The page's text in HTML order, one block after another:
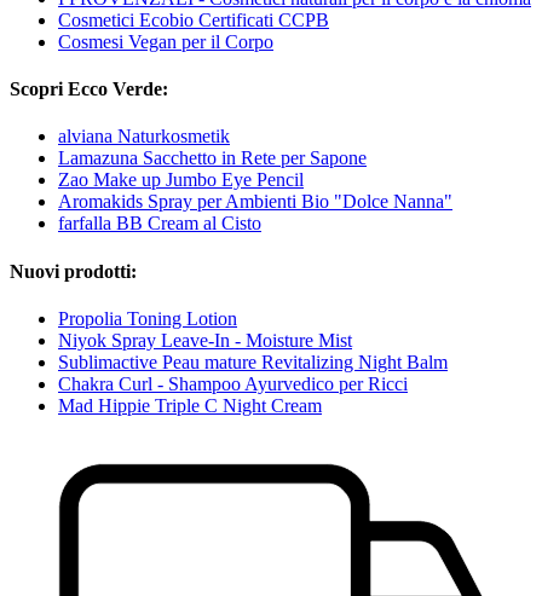
Cosmetici Ecobio Certificati CCPB
Cosmesi Vegan per il Corpo
Scopri Ecco Verde:
alviana Naturkosmetik
Lamazuna Sacchetto in Rete per Sapone
Zao Make up Jumbo Eye Pencil
Aromakids Spray per Ambienti Bio "Dolce Nanna"
farfalla BB Cream al Cisto
Nuovi prodotti:
Propolia Toning Lotion
Niyok Spray Leave-In - Moisture Mist
Sublimactive Peau mature Revitalizing Night Balm
Chakra Curl - Shampoo Ayurvedico per Ricci
Mad Hippie Triple C Night Cream